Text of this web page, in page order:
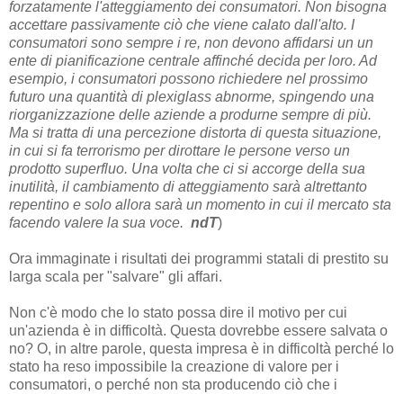
forzatamente l'atteggiamento dei consumatori. Non bisogna
accettare passivamente ciò che viene calato dall'alto. I
consumatori sono sempre i re, non devono affidarsi un un
ente di pianificazione centrale affinché decida per loro. Ad
esempio, i consumatori possono richiedere nel prossimo
futuro una quantità di plexiglass abnorme, spingendo una
riorganizzazione delle aziende a produrne sempre di più.
Ma si tratta di una percezione distorta di questa situazione,
in cui si fa terrorismo per dirottare le persone verso un
prodotto superfluo. Una volta che ci si accorge della sua
inutilità, il cambiamento di atteggiamento sarà altrettanto
repentino e solo allora sarà un momento in cui il mercato sta
facendo valere la sua voce. ndT)
Ora immaginate i risultati dei programmi statali di prestito su
larga scala per "salvare" gli affari.
Non c'è modo che lo stato possa dire il motivo per cui
un'azienda è in difficoltà. Questa dovrebbe essere salvata o
no? O, in altre parole, questa impresa è in difficoltà perché lo
stato ha reso impossibile la creazione di valore per i
consumatori, o perché non sta producendo ciò che i